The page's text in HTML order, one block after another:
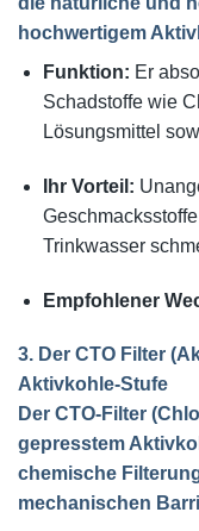
hochwertigem
Funktion: Er
Schadstoffe wie
Lösungsmittel
Ihr Vorteil:
Trinkwasser
Empfohlener
3. Der CTO Filter
Aktivkohle-Stufe
Der CTO-Filter
gepresstem
chemische
mechanischen